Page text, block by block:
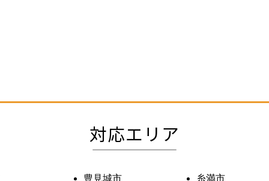
対応エリア
豊見城市
糸満市